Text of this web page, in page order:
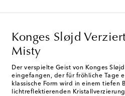
Konges Sløjd
Misty
Der verspielte Geist von Konges
eingefangen, der für fröhliche Tage
klassische Form wird in einem
lichtreflektierenden